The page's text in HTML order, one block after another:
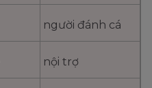
người đánh cá
nội trợ